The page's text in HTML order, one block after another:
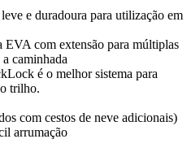
e duradoura para utilização em
EVA com extensão para múltiplas
caminhada
é o melhor sistema para
trilho.
com cestos de neve adicionais)
arrumação